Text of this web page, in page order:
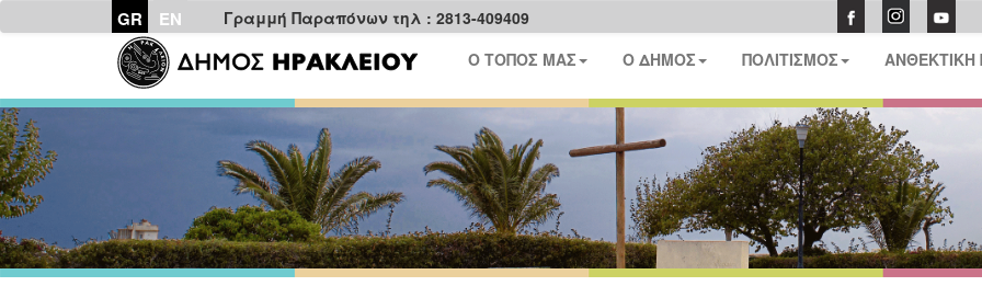
GR EN Γραμμή Παραπόνων τηλ : 2813-409409
Ο ΤΟΠΟΣ ΜΑΣ Ο ΔΗΜΟΣ ΠΟΛΙΤΙΣΜΟΣ ΑΝΘΕΚΤΙΚΗ